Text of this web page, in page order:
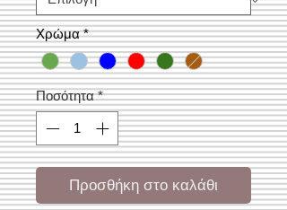
Χρώμα *
Ποσότητα *
Προσθήκη στο καλάθι